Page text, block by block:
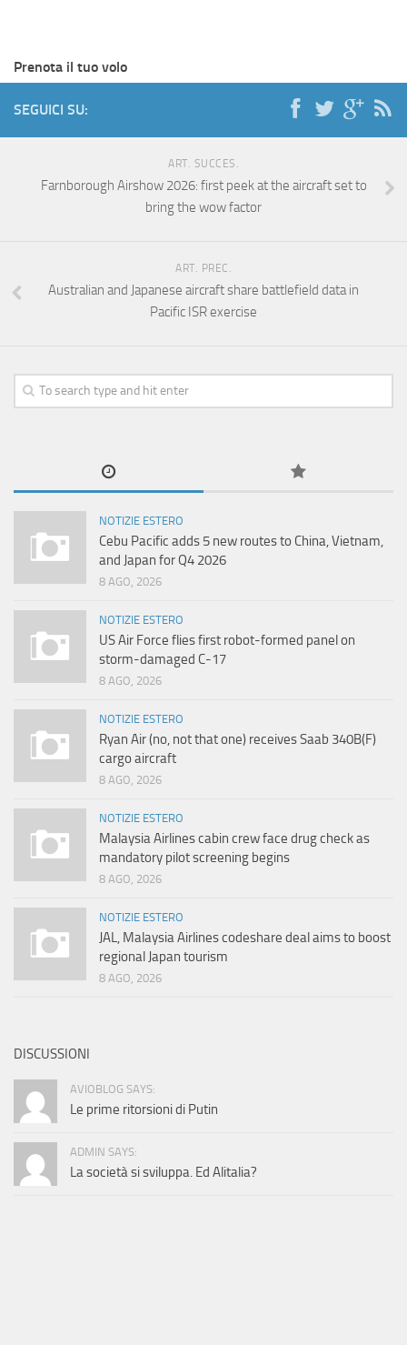
Prenota il tuo volo
SEGUICI SU:
ART. SUCCES.
Farnborough Airshow 2026: first peek at the aircraft set to
bring the wow factor
ART. PREC.
Australian and Japanese aircraft share battlefield data in
Pacific ISR exercise
NOTIZIE ESTERO
Cebu Pacific adds 5 new routes to China, Vietnam,
and Japan for Q4 2026
8 AGO, 2026
NOTIZIE ESTERO
US Air Force flies first robot-formed panel on
storm-damaged C-17
8 AGO, 2026
NOTIZIE ESTERO
Ryan Air (no, not that one) receives Saab 340B(F)
cargo aircraft
8 AGO, 2026
NOTIZIE ESTERO
Malaysia Airlines cabin crew face drug check as
mandatory pilot screening begins
8 AGO, 2026
NOTIZIE ESTERO
JAL, Malaysia Airlines codeshare deal aims to boost
regional Japan tourism
8 AGO, 2026
DISCUSSIONI
AVIOBLOG SAYS:
Le prime ritorsioni di Putin
ADMIN SAYS:
La società si sviluppa. Ed Alitalia?